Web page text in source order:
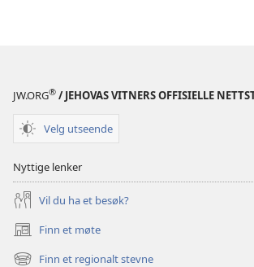
JW.ORG® / JEHOVAS VITNERS OFFISIELLE
Velg utseende
Nyttige lenker
Vil du ha et besøk?
Finn et møte
(åpner
nytt Finn et regionalt stevne